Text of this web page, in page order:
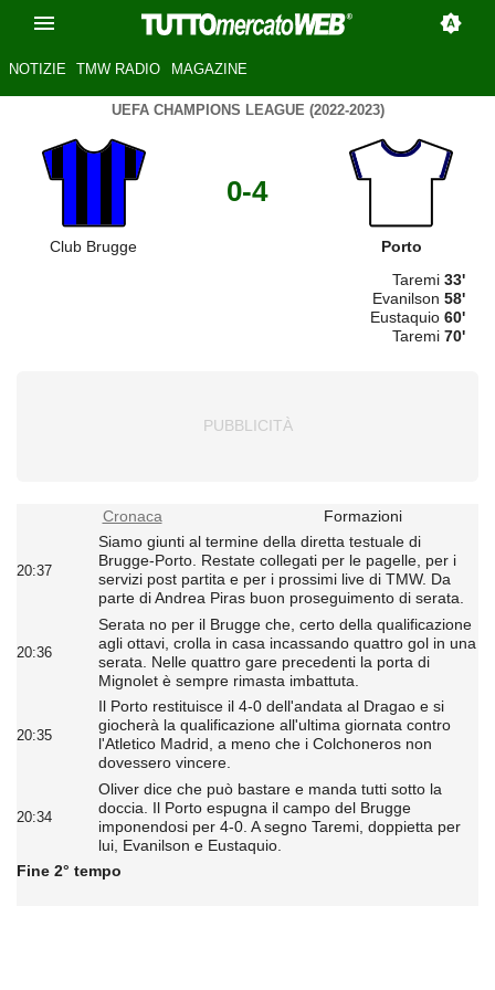
NOTIZIE TMW RADIO MAGAZINE
UEFA CHAMPIONS LEAGUE (2022-2023)
Club Brugge
0-4
Porto
Taremi 33'
Evanilson 58'
Eustaquio 60'
Taremi 70'
Cronaca Formazioni
20:37
Siamo giunti al termine della diretta testuale di
Brugge-Porto. Restate collegati per le pagelle, per i
servizi post partita e per i prossimi live di TMW. Da
parte di Andrea Piras buon proseguimento di serata.
20:36
Serata no per il Brugge che, certo della qualificazione
agli ottavi, crolla in casa incassando quattro gol in una
serata. Nelle quattro gare precedenti la porta di
Mignolet è sempre rimasta imbattuta.
20:35
Il Porto restituisce il 4-0 dell'andata al Dragao e si
giocherà la qualificazione all'ultima giornata contro
l'Atletico Madrid, a meno che i Colchoneros non
dovessero vincere.
20:34
Oliver dice che può bastare e manda tutti sotto la
doccia. Il Porto espugna il campo del Brugge
imponendosi per 4-0. A segno Taremi, doppietta per
lui, Evanilson e Eustaquio.
Fine 2° tempo